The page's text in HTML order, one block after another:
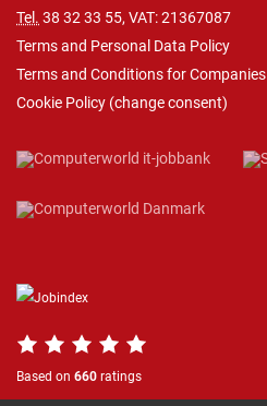
Tel. 38 32 33 55, VAT: 21367087
Terms and Personal Data Policy
Terms and Conditions for Companies
Cookie Policy (change consent)
Based on 660 ratings